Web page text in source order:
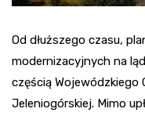
Od dłuższego czasu,
modernizacyjnych na
częścią
Jeleniogórskiej. Mimo